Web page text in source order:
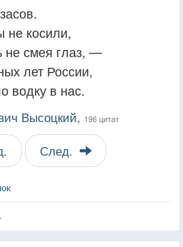
не косили,
смея глаз, —
лет России,
водку в нас.
Высоцкий, 196 цитат
След.